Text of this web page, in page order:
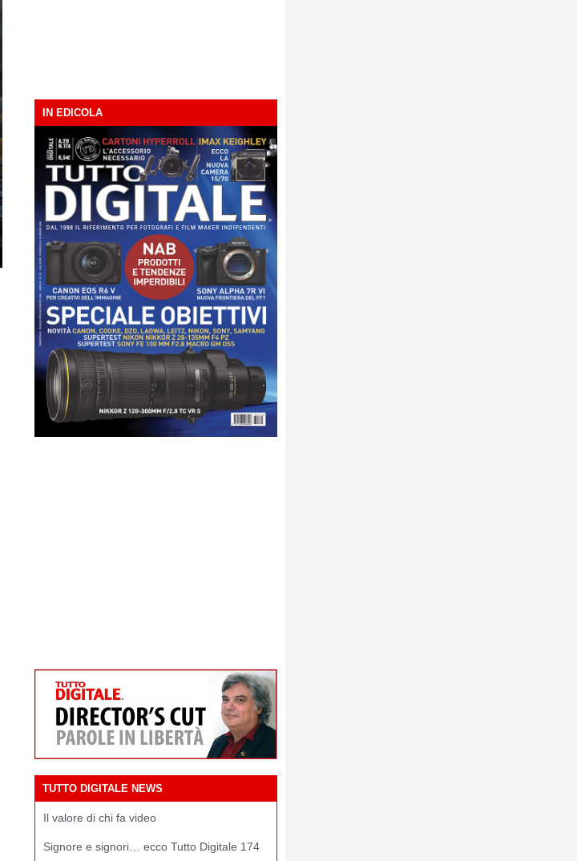
IN EDICOLA
TUTTO DIGITALE NEWS
Il valore di chi fa video
Signore e signori… ecco Tutto Digitale 174